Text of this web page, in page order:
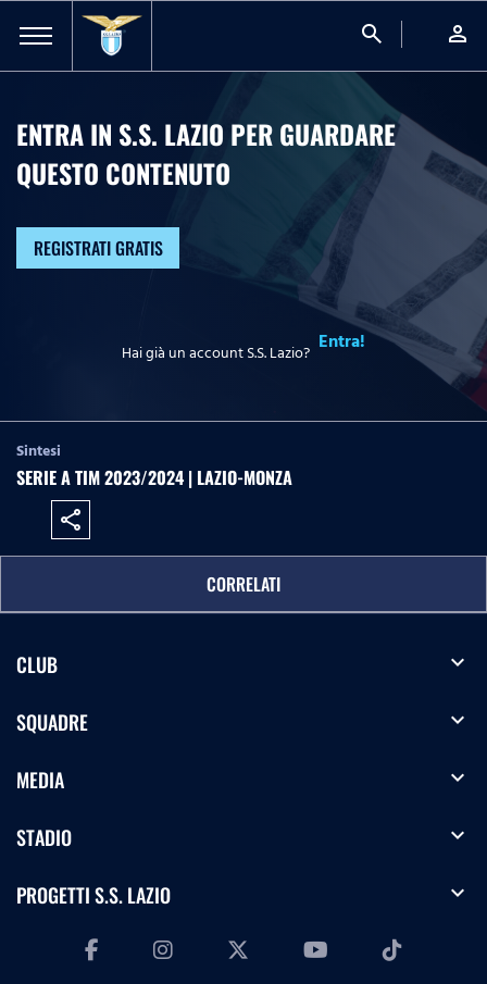
search person
ENTRA IN S.S. LAZIO PER GUARDARE
QUESTO CONTENUTO
REGISTRATI GRATIS
Hai già un account S.S. Lazio? Entra!
Sintesi
SERIE A TIM 2023/2024 | LAZIO-MONZA
share
CORRELATI
CLUB expand_more
SQUADRE expand_more
MEDIA expand_more
STADIO expand_more
PROGETTI S.S. LAZIO expand_more